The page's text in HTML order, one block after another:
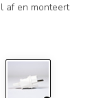
af en monteert